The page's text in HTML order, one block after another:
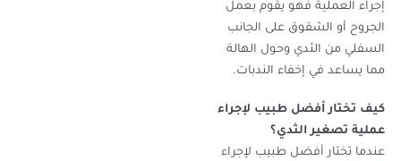
إجراء العملية فهو يقوم بعمل
الجروح أو الشقوق على الجانب
السفلي من الثدي وحول الهالة
مما يساعد في إخفاء الندبات.
كيف تختار أفضل طبيب لإجراء
عملية تصغير الثدي؟
عندما تختار أفضل طبيب لإجراء